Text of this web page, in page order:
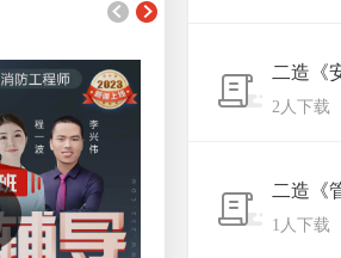
二造《
2人下载
二造《
1人下载